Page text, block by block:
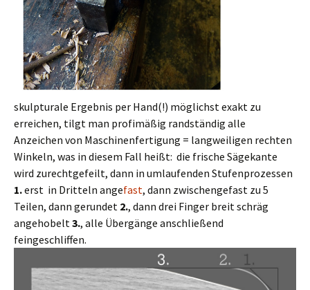
skulpturale Ergebnis per Hand(!) möglichst exakt zu
erreichen, tilgt man profimäßig randständig alle
Anzeichen von Maschinenfertigung = langweiligen rechten
Winkeln, was in diesem Fall heißt: die frische Sägekante
wird zurechtgefeilt, dann in umlaufenden Stufenprozessen
1.erst in Dritteln angefast, dann zwischengefast zu 5
Teilen, dann gerundet 2., dann drei Finger breit schräg
angehobelt3., alle Übergänge anschließend
feingeschliffen.